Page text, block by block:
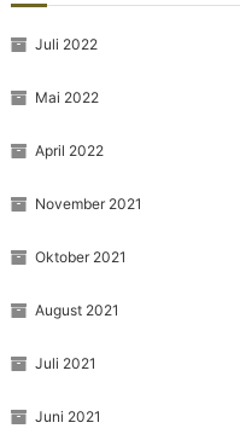
Juli 2022
Mai 2022
April 2022
November 2021
Oktober 2021
August 2021
Juli 2021
Juni 2021